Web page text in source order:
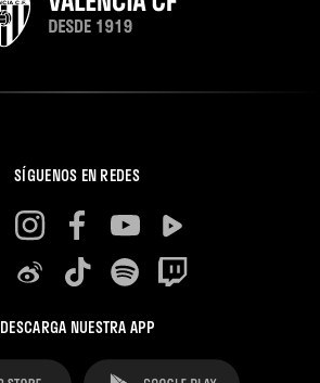
SÍGUENOS EN REDES
DESCARGA NUESTRA APP